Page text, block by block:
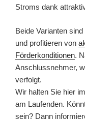
Stroms dank
Beide Varianten
und profitieren von
Förderkonditionen.
Anschlussnehmer,
verfolgt.
Wir halten Sie hier im
am Laufenden.
sein? Dann